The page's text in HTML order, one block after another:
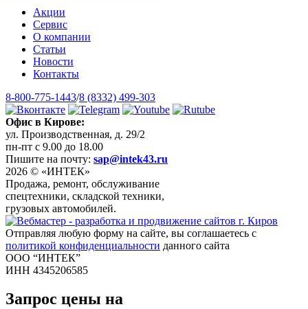
Акции
Сервис
О компании
Статьи
Новости
Контакты
8-800-775-1443/8 (8332) 499-303
Офис в Кирове:
ул. Производственная, д. 29/2
пн-пт с 9.00 до 18.00
Пишите на почту: sap@intek43.ru
2026 © «ИНТЕК»
Продажа, ремонт, обслуживание
спецтехники, складской техники,
грузовых автомобилей.
Отправляя любую форму на сайте, вы соглашаетесь с
политикой конфиденциальности данного сайта
ООО “ИНТЕК”
ИНН 4345206585
Запрос цены на